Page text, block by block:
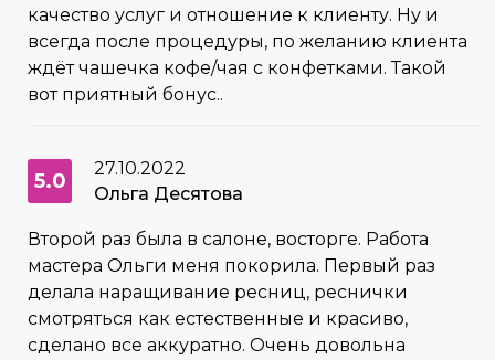
качество услуг и отношение к клиенту. Ну и
всегда после процедуры, по желанию клиента
ждёт чашечка кофе/чая с конфетками. Такой
вот приятный бонус..
5.0
27.10.2022
Ольга Десятова
Второй раз была в салоне, восторге. Работа
мастера Ольги меня покорила. Первый раз
делала наращивание ресниц, реснички
смотряться как естественные и красиво,
сделано все аккуратно. Очень довольна